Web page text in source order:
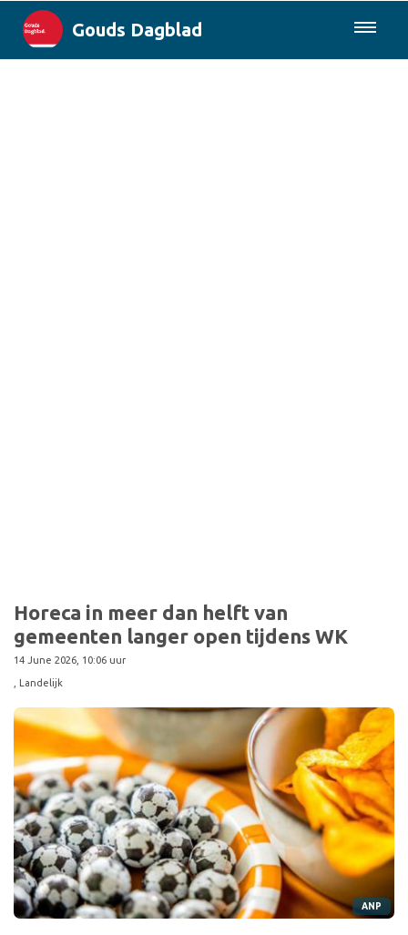
Gouds Dagblad
Horeca in meer dan helft van
gemeenten langer open tijdens WK
14 June 2026, 10:06 uur
, Landelijk
ANP